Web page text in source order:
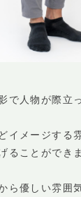
で人物が際立
イメージする
ることができま
ら優しい雰囲